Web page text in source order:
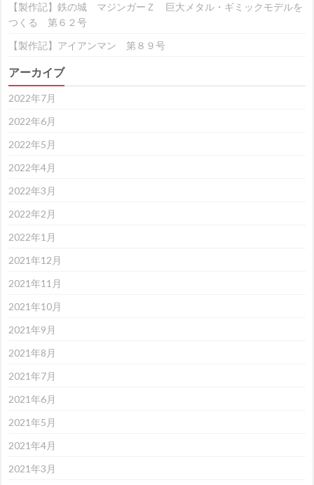
【製作記】鉄の城 マジンガーＺ 巨大メタル・ギミックモデルを
つくる 第６２号
【製作記】アイアンマン 第８９号
アーカイブ
2022年7月
2022年6月
2022年5月
2022年4月
2022年3月
2022年2月
2022年1月
2021年12月
2021年11月
2021年10月
2021年9月
2021年8月
2021年7月
2021年6月
2021年5月
2021年4月
2021年3月